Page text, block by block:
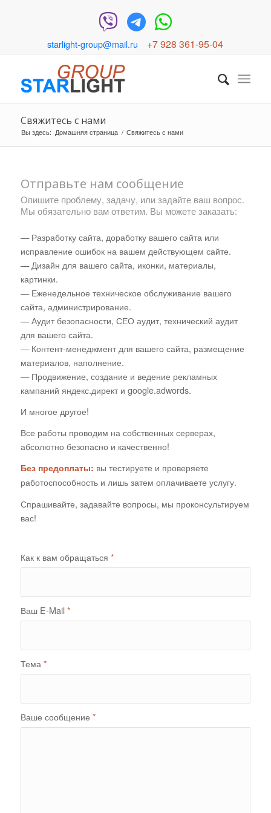
starlight-group@mail.ru +7 928 361-95-04
Свяжитесь с нами
Вы здесь: Домашняя страница / Свяжитесь с нами
Отправьте нам сообщение
Опишите проблему, задачу, или задайте ваш вопрос.
Мы обязательно вам ответим. Вы можете заказать:
— Разработку сайта, доработку вашего сайта или
исправление ошибок на вашем действующем сайте.
— Дизайн для вашего сайта, иконки, материалы,
картинки.
— Еженедельное техническое обслуживание вашего
сайта, администрирование.
— Аудит безопасности, СЕО аудит, технический аудит
для вашего сайта.
— Контент-менеджмент для вашего сайта, размещение
материалов, наполнение.
— Продвижение, создание и ведение рекламных
кампаний яндекс.директ и google.adwords.
И многое другое!
Все работы проводим на собственных серверах,
абсолютно безопасно и качественно!
Без предоплаты: вы тестируете и проверяете
работоспособность и лишь затем оплачиваете услугу.
Спрашивайте, задавайте вопросы, мы проконсультируем
вас!
Как к вам обращаться *
Ваш E-Mail*
Тема *
Ваше сообщение *